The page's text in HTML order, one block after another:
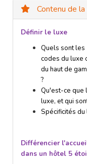
Contenu de
Définir le luxe
Quels sont les
codes du luxe
du haut de
?
Qu'est-ce que
luxe, et qui
Spécificités
Différencier
dans un hôtel 5